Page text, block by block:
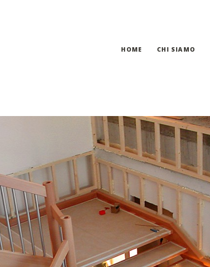
HOME CHI SIAMO